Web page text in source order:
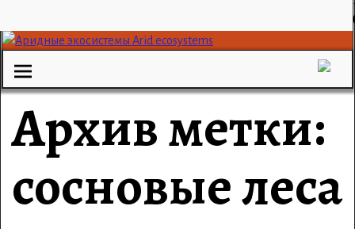
Архив метки:
сосновые леса